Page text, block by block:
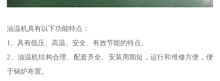
油温机具有以下功能特点：
1、具有低压、高温、安全、有效节能的特点。
2、油温机结构合理、配套齐全、安装周期短，运行和维修方便，便
于锅炉布置。